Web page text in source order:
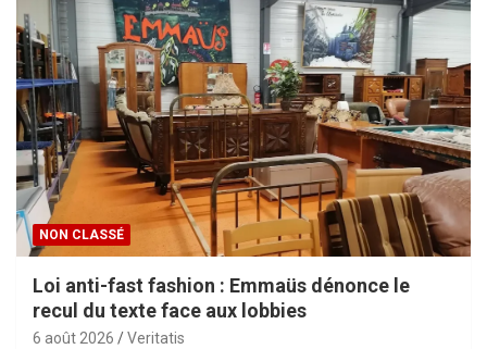
NON CLASSÉ
Loi anti-fast fashion : Emmaüs dénonce le
recul du texte face aux lobbies
6 août 2026 Veritatis